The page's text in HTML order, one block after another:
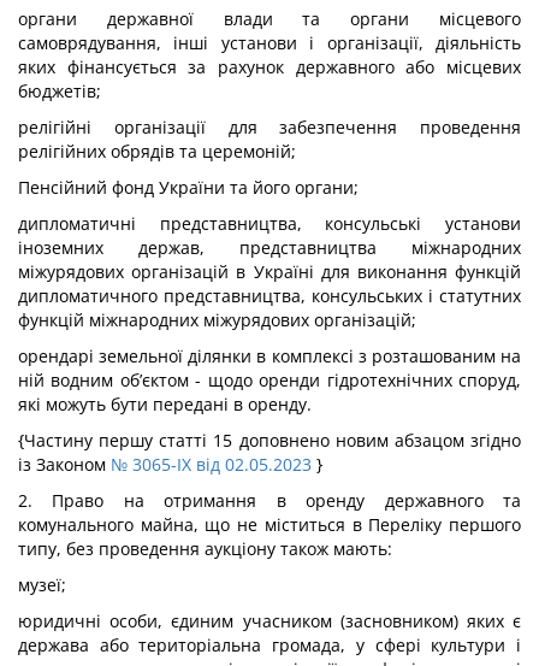
органи державної влади та органи місцевого
самоврядування, інші установи і організації, діяльність
яких фінансується за рахунок державного або місцевих
бюджетів;
релігійні організації для забезпечення проведення
релігійних обрядів та церемоній;
Пенсійний фонд України та його органи;
дипломатичні представництва, консульські установи
іноземних держав, представництва міжнародних
міжурядових організацій в Україні для виконання функцій
дипломатичного представництва, консульських і статутних
функцій міжнародних міжурядових організацій;
орендарі земельної ділянки в комплексі з розташованим на
ній водним об’єктом - щодо оренди гідротехнічних споруд,
які можуть бути передані в оренду.
{Частину першу статті 15 доповнено новим абзацом згідно
із Законом № 3065-IX від 02.05.2023 }
2. Право на отримання в оренду державного та
комунального майна, що не міститься в Переліку першого
типу, без проведення аукціону також мають:
музеї;
юридичні особи, єдиним учасником (засновником) яких є
держава або територіальна громада, у сфері культури і